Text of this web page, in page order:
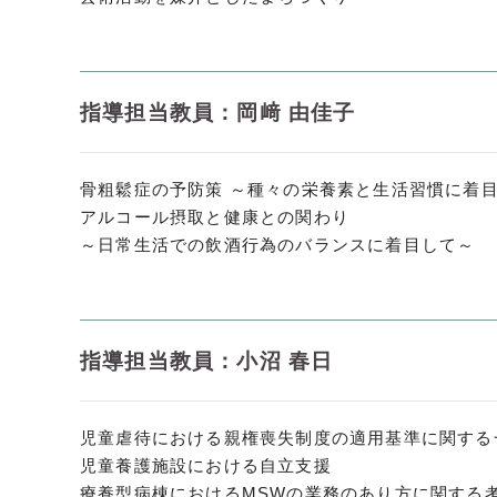
指導担当教員：岡﨑 由佳子
骨粗鬆症の予防策 ～種々の栄養素と生活習慣に着
アルコール摂取と健康との関わり
～日常生活での飲酒行為のバランスに着目して～
指導担当教員：小沼 春日
児童虐待における親権喪失制度の適用基準に関する
児童養護施設における自立支援
療養型病棟におけるMSWの業務のあり方に関する